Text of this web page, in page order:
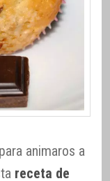
animaros a
receta de